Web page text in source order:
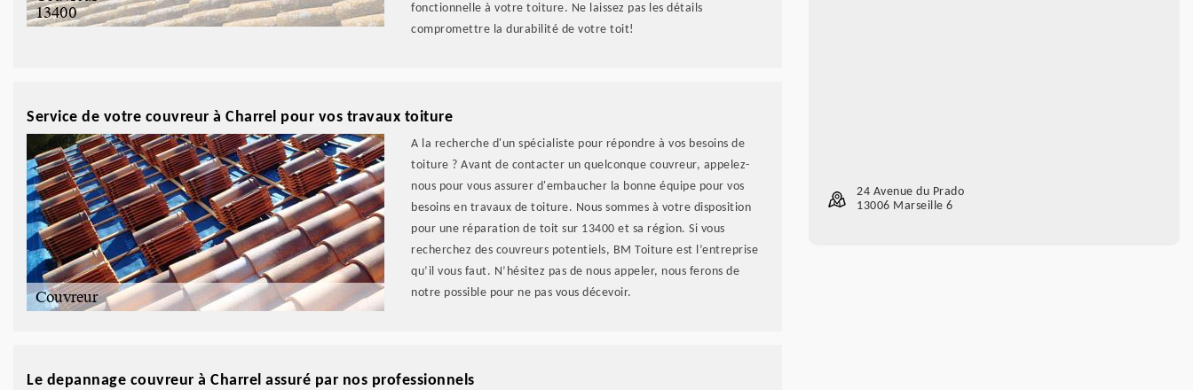
fonctionnelle à votre toiture. Ne laissez pas les détails
compromettre la durabilité de votre toit!
Service de votre couvreur à Charrel pour vos travaux toiture
A la recherche d'un spécialiste pour répondre à vos besoins de
toiture ? Avant de contacter un quelconque couvreur, appelez-
nous pour vous assurer d'embaucher la bonne équipe pour vos
besoins en travaux de toiture. Nous sommes à votre disposition
pour une réparation de toit sur 13400 et sa région. Si vous
recherchez des couvreurs potentiels, BM Toiture est l’entreprise
qu’il vous faut. N’hésitez pas de nous appeler, nous ferons de
notre possible pour ne pas vous décevoir.
Le depannage couvreur à Charrel assuré par nos professionnels
24 Avenue du Prado
13006 Marseille 6